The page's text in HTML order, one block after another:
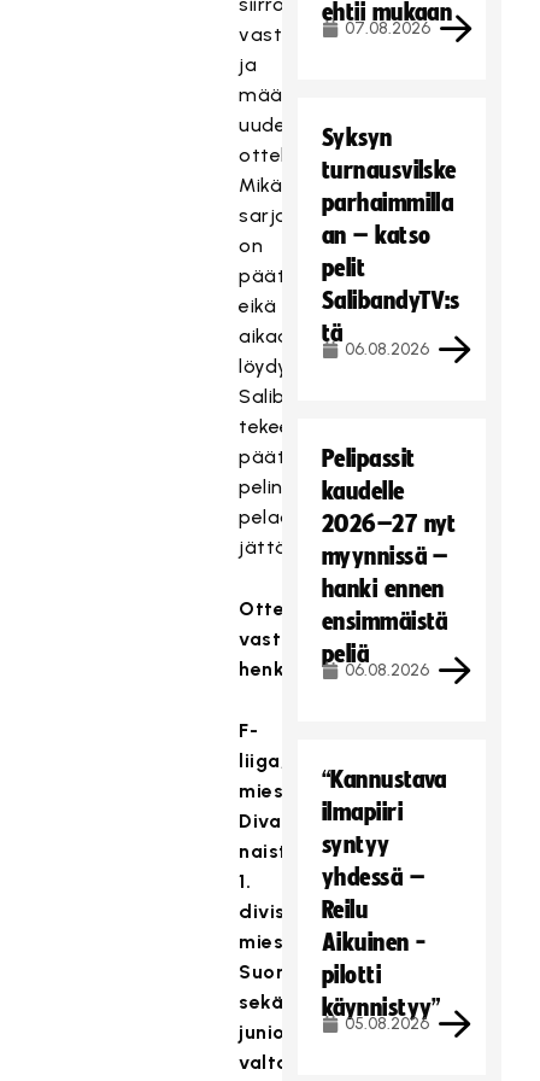
vastustajalle
ja
määrää
uuden
ottelupäivän.
Mikäli
sarja
on
päättymässä
eikä
aikaa
löydy,
Salibandyliitto
tekee
päätöksen
pelin
pelaamatta
jättämisestä.
Ottelusiirroista
vastaavat
henkilöt
F-
liiga,
miesten
Divari,
naisten
1.
divisioona,
miesten
Suomisarja
sekä
junioreiden
valtakunnalliset
ehtii mukaan
07.08.2026
Syksyn
turnausvilske
parhaimmilla
an – katso
pelit
SalibandyTV:s
tä
06.08.2026
Pelipassit
kaudelle
2026–27 nyt
myynnissä –
hanki ennen
ensimmäistä
peliä
06.08.2026
“Kannustava
ilmapiiri
syntyy
yhdessä –
Reilu
Aikuinen -
pilotti
käynnistyy”
05.08.2026